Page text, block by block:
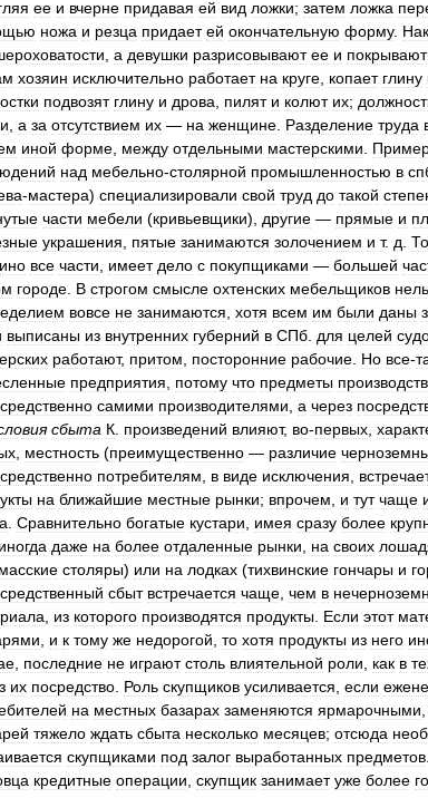
ее и вчерне придавая ей вид ложки; затем ложка
ножа и резца придает ей окончательную форму.
а девушки разрисовывают ее и покрывают
хозяин исключительно работает на круге копает глину
подвозят глину и дрова пилят и колют их;
а за отсутствием их — на женщине Разделение труда
иной форме между отдельными мастерскими
над мебельно-столярной промышленностью в
-мастера) специализировали свой труд до такой
части мебели (кривьевщики), другие — прямые и
украшения пятые занимаются золочением и т. д
все части имеет дело с покупщиками — большей
городе В строгом смысле охтенских мебельщиков
вовсе не занимаются хотя всем им были даны
выписаны из внутренних губерний в СПб для целей
работают, притом посторонние рабочие Но все-
предприятия потому что предметы
самими производителями а через
сбыта К произведений влияют, во-первых
местность (преимущественно — различие
потребителям в виде исключения
на ближайшие местные рынки; впрочем и тут чаще
Сравнительно богатые кустари имея сразу более
иногда даже на более отдаленные рынки на своих
столяры) или на лодках (тихвинские гончары и
сбыт встречается чаще чем в
из которого производятся продукты Если этот
и к тому же недорогой то хотя продукты из него
последние не играют столь влиятельной роли как в
их посредство Роль скупщиков усиливается если
на местных базарах заменяются ярмарочными
тяжело ждать сбыта несколько месяцев; отсюда
скупщиками под залог выработанных предметов
кредитные операции скупщик занимает уже более